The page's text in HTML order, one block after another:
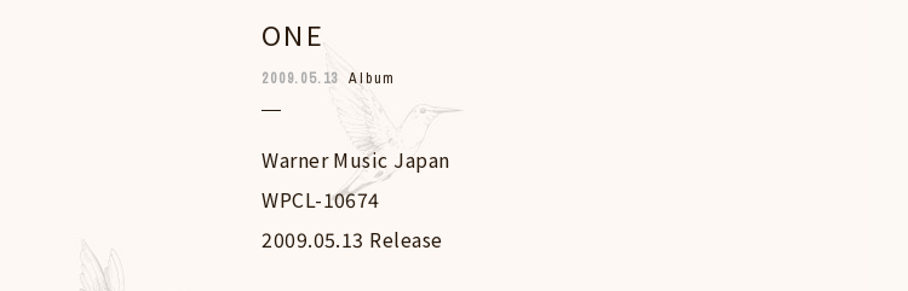
ONE
2009.05.13 Album
Warner Music Japan
WPCL-10674
2009.05.13 Release